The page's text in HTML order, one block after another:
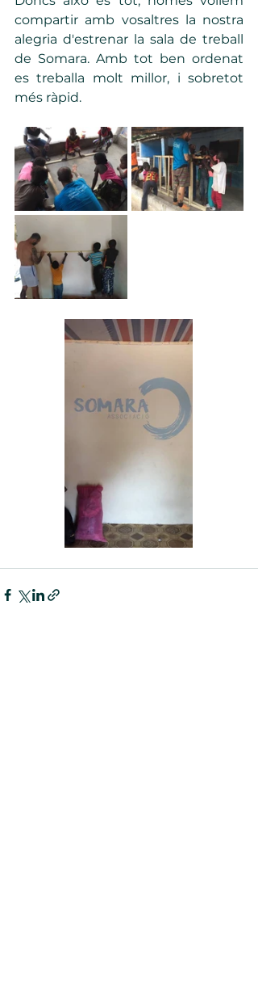
compartir amb vosaltres la nostra
alegria d'estrenar la sala de treball
de Somara. Amb tot ben ordenat
es treballa molt millor, i sobretot
més ràpid.